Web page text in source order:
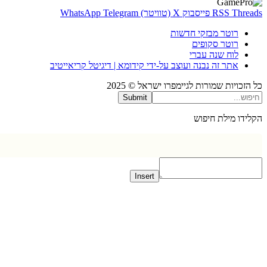
RSS פייסבוק X (טוויטר) WhatsApp Telegram
רוטר מבזקי חדשות
רוטר סקופים
לוח שנה עברי
אתר זה נבנה ועוצב על-ידי קידומא | דיגיטל קריאייטיב
שמורות לגיימפרו ישראל © 2025
Submit
מילת חיפוש
Insert